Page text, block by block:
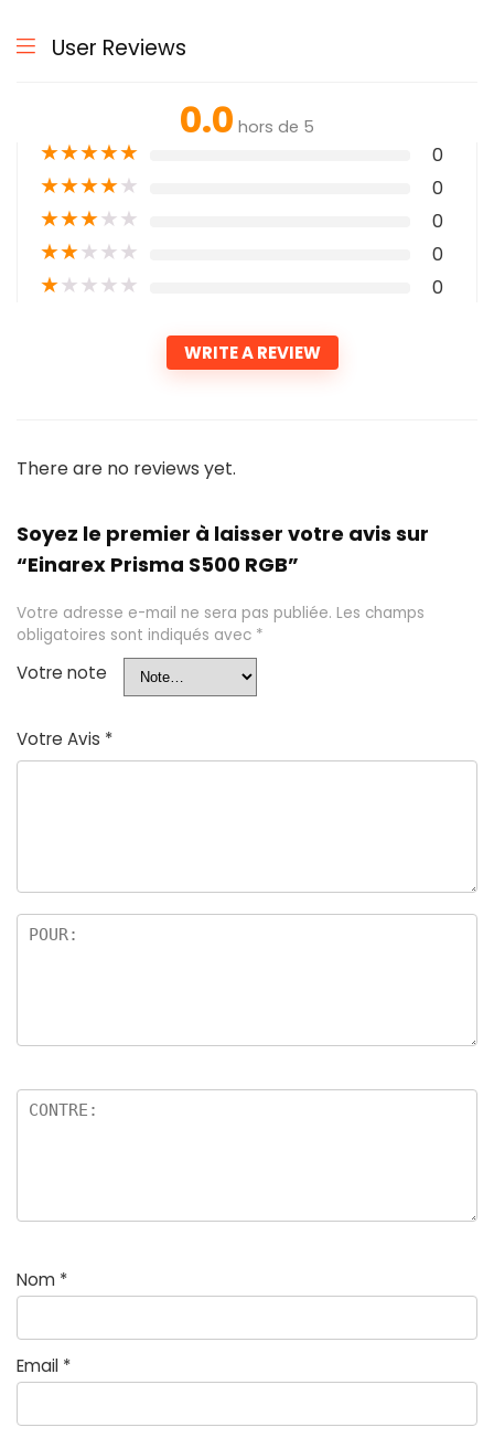
User Reviews
0.0 hors de 5
★★★★★ 0
★★★★★ 0
★★★★★ 0
★★★★★ 0
★★★★★ 0
WRITE A REVIEW
There are no reviews yet.
Soyez le premier à laisser votre avis sur
“Einarex Prisma S500 RGB”
Votre adresse e-mail ne sera pas publiée. Les champs
obligatoires sont indiqués avec *
Votre note
Votre Avis *
Nom *
Email *